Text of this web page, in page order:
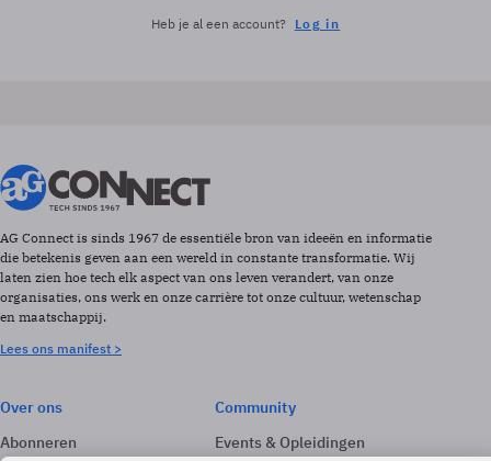
Heb je al een account? Log in
AG Connect is sinds 1967 de essentiële bron van ideeën en informatie
die betekenis geven aan een wereld in constante transformatie. Wij
laten zien hoe tech elk aspect van ons leven verandert, van onze
organisaties, ons werk en onze carrière tot onze cultuur, wetenschap
en maatschappij.
Lees ons manifest >
Over ons
Abonneren
Community
Events & Opleidingen